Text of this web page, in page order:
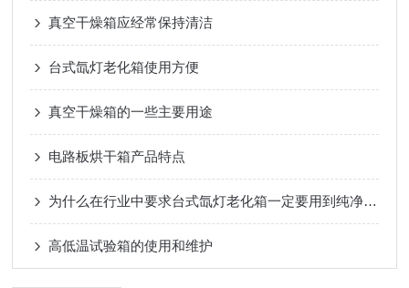
真空干燥箱应经常保持清洁
台式氙灯老化箱使用方便
真空干燥箱的一些主要用途
电路板烘干箱产品特点
为什么在行业中要求台式氙灯老化箱一定要用到纯净水?
高低温试验箱的使用和维护